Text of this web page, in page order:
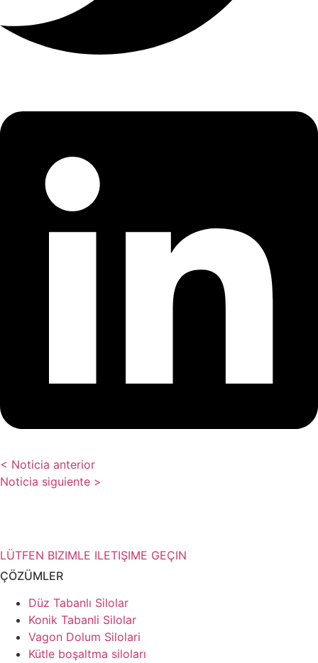
< Noticia anterior
Noticia siguiente >
LÜTFEN BIZIMLE ILETIŞIME GEÇIN
ÇÖZÜMLER
Düz Tabanlı Silolar
Konik Tabanli Silolar
Vagon Dolum Silolari
Kütle boşaltma siloları